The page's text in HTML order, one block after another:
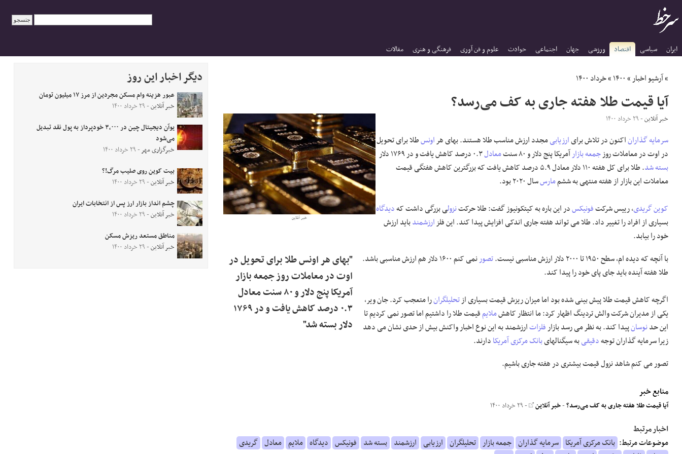
ایران سیاسی اقتصاد ورزشی جهان اجتماعی حوادث علوم و فن آوری فرهنگی و هنری مقالات
»آرشیو اخبار»۱۴۰۰»خرداد ۱۴۰۰
آیا قیمت طلا هفته جاری به کف می‌رسد؟
خبر آنلاین
خبر آنلاین- ۲۹ خرداد ۱۴۰۰
سرمایه گذاراناکنون در تلاش برایارزیابیمجدد ارزش مناسب طلا هستند. بهای هراونسطلا برای تحویل
در اوت در معاملات روزجمعه بازارآمریکا پنج دلار و ۸۰ سنت معادل۰.۳ درصد کاهش یافت و در ۱۷۶۹ دلار
بسته شد
. طلا برای کل هفته ۱۱۰ دلار معادل ۵.۹ درصد کاهش یافت که بزرگترین کاهش هفتگی قیمت
معاملات این بازار از هفته منتهی به ششممارسسال ۲۰۲۰ بود.
کوینگریدی، رییس شرکتفونیکسدر این باره به کیتکونیوز گفت: طلا حرکتنزولی بزرگی داشت کهدیدگاه
بسیاری از افراد را تغییر داد. طلا می تواند هفته جاری اندکی افزایش پیدا کند. این فلزارزشمندباید ارزش
خود را بیابد.
"بهای هر اونس طلا برای تحویل در
اوت در معاملات روز جمعه بازار
آمریکا پنج دلار و ۸۰ سنت معادل
۰.۳ درصد کاهش یافت و در ۱۷۶۹
دلار بسته شد"
با آنچه که دیده ام، سطح ۱۹۵۰ تا ۲۰۰۰ دلار ارزش مناسبی نیست. تصور
نمی کنم ۱۶۰۰ دلار هم ارزش مناسبی باشد.
طلا هفته آینده باید جای پای خود را پیدا کند.
اگرچه کاهش قیمت طلا پیش بینی شده بود اما میزان ریزش قیمت بسیاری ازتحلیلگرانرا متعجب کرد. جان ویر،
یکی از مدیران شرکت والش تردینگ اظهار کرد: ما انتظار کاهشملایمقیمت طلا را داشتیم اما تصور نمی کردیم تا
این حدنوسانپیدا کند. به نظر می رسد بازارفلزاتارزشمند به این نوع اخبار واکنش بیش از حدی نشان می دهد
زیرا سرمایه گذاران توجهدقیقیبه سیگنالهایبانک مرکزی آمریکادارند.
تصور می کنم شاهد نزول قیمت بیشتری در هفته جاری باشیم.
منابع خبر
آیا قیمت طلا هفته جاری به کف می‌رسد؟-خبر آنلاین - ۲۹ خرداد ۱۴۰۰
اخبار مرتبط
موضوعات مرتبط: بانک مرکزی آمریکا سرمایه گذاران جمعه بازار تحلیلگران ارزیابی ارزشمند بسته شد فونیکس دیدگاه ملایم معادل گریدی
دیگر اخبار این روز
عبور هزینه وام مسکن مجردین از مرز ۱۷ میلیون تومان
خبر آنلاین- ۲۹ خرداد ۱۴۰۰
یوآن دیجیتال چین در ۳,۰۰۰ خودپرداز به پول نقد تبدیل
می‌شود
خبرگزاری مهر- ۲۹ خرداد ۱۴۰۰
بیت کوین روی صلیب مرگ!؟
خبر آنلاین- ۲۹ خرداد ۱۴۰۰
چشم انداز بازار ارز پس از انتخابات ایران
خبر آنلاین- ۲۹ خرداد ۱۴۰۰
مناطق مستعد ریزش مسکن
خبر آنلاین- ۲۹ خرداد ۱۴۰۰